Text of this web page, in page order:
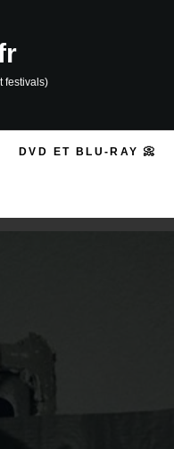
festivals)
DVD ET BLU-RAY 📀